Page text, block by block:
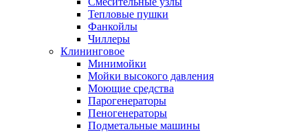
Тепловые пушки
Фанкойлы
Чиллеры
Клининговое
Минимойки
Мойки высокого давления
Моющие средства
Парогенераторы
Пеногенераторы
Подметальные машины